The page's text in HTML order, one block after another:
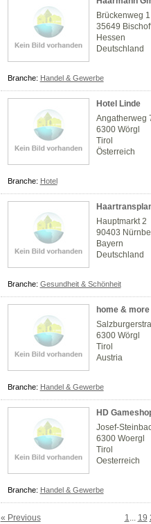
Brückenweg 1
35649
Hessen
Deutschland
Branche: Handel & Gewerbe
Hotel Linde
Angatherweg
6300 Wörgl
Tirol
Österreich
Branche: Hotel
Hauptmarkt 2
90403
Bayern
Deutschland
Branche: Gesundheit & Schönheit
home &
6300 Wörgl
Tirol
Austria
Branche: Handel & Gewerbe
HD
Josef-
6300 Woergl
Tirol
Oesterreich
Branche: Handel & Gewerbe
« Previous 1 19